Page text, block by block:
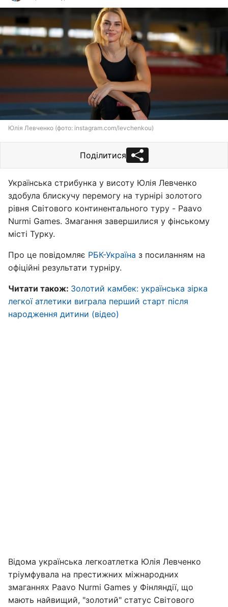
Юлія Левченко (фото: instagram.com/levchenkou)
Поділитися
Українська стрибунка у висоту Юлія Левченко
здобула блискучу перемогу на турнірі золотого
рівня Світового континентального туру - Paavo
Nurmi Games. Змагання завершилися у фінському
місті Турку.
Про це повідомляє РБК-Україна з посиланням на
офіційні результати турніру.
Читати також: Золотий камбек: українська зірка
легкої атлетики виграла перший старт після
народження дитини (відео)
Відома українська легкоатлетка Юлія Левченко
тріумфувала на престижних міжнародних
змаганнях Paavo Nurmi Games у Фінляндії, що
мають найвищий, "золотий" статус Світового